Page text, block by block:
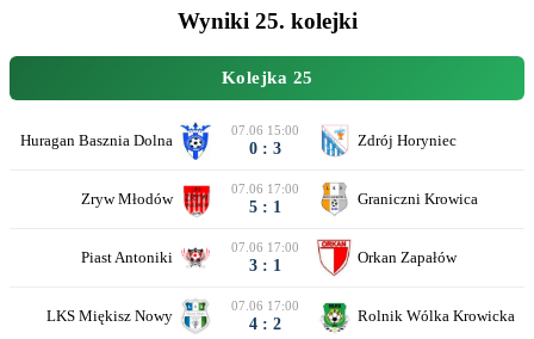
Wyniki 25. kolejki
Kolejka 25
Huragan Basznia Dolna
07.06 15:00
0 : 3 Zdrój Horyniec
Zryw Młodów
07.06 17:00
5 : 1 Graniczni Krowica
Piast Antoniki
07.06 17:00
3 : 1 Orkan Zapałów
LKS Miękisz Nowy
07.06 17:00
4 : 2 Rolnik Wólka Krowicka